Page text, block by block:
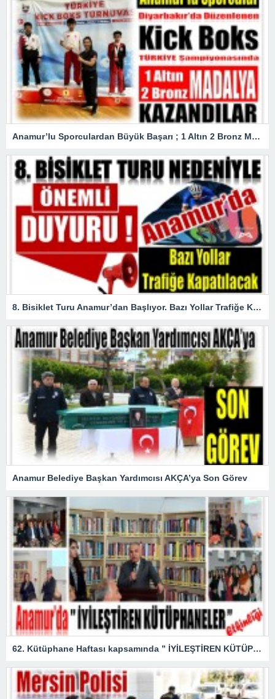
Anamur’lu Sporculardan Büyük Başarı ; 1 Altın 2 Bronz Madalya Kazandılar
8. Bisiklet Turu Anamur’dan Başlıyor. Bazı Yollar Trafiğe Kapatılacak
Anamur Belediye Başkan Yardımcısı AKÇA’ya Son Görev
62. Kütüphane Haftası kapsamında ” İYİLEŞTİREN KÜTÜPHANELER ” etkinliği düzenlendi.